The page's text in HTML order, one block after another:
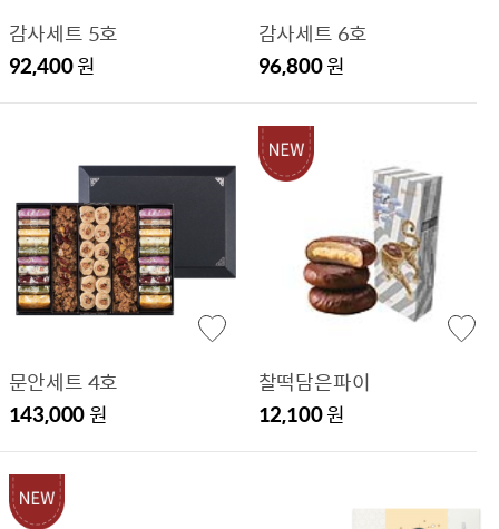
감사세트 5호
92,400원
감사세트 6호
96,800원
문안세트 4호
143,000원
찰떡담은파이
12,100원